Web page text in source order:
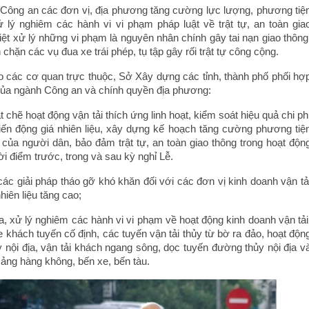
an các đơn vị, địa phương tăng cường lực lượng, phương
lý nghiêm các hành vi vi phạm pháp luật về trật tự, an toàn
xử lý những vi phạm là nguyên nhân chính gây tai nạn giao
các vụ đua xe trái phép, tụ tập gây rối trật tự công cộng.
các cơ quan trực thuộc, Sở Xây dựng các tỉnh, thành phố phối
ngành Công an và chính quyền địa phương:
chẽ hoạt động vận tải thích ứng linh hoạt, kiểm soát hiệu quả chi
động giá nhiên liệu, xây dựng kế hoạch tăng cường phương
người dân, bảo đảm trật tự, an toàn giao thông trong hoạt
điểm trước, trong và sau kỳ nghỉ Lễ.
giải pháp tháo gỡ khó khăn đối với các đơn vị kinh doanh vận
liệu tăng cao;
xử lý nghiêm các hành vi vi phạm về hoạt động kinh doanh vận
khách tuyến cố định, các tuyến vận tải thủy từ bờ ra đảo, hoạt
địa, vận tải khách ngang sông, dọc tuyến đường thủy nội địa
hàng không, bến xe, bến tàu.